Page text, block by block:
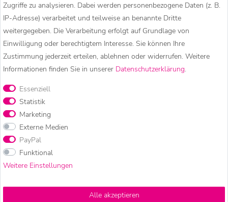
KUNST UND MAGIE – HIPPIE
MODE, GOA KLEIDUNG &
BESONDERE ACCESSOIRES
Kunst und Magie ist eine deutsche Marke für Hippie Mode, Goa
Kleidung und besondere Accessoires. In unserem Onlineshop
findet ihr bequeme Haremshosen, Pluderhosen und
Aladinhosen, warme Strickjacken, Wolljacken und Strickröcke
sowie besondere Accessoires wie Bauchtaschen, Hüfttaschen,
Unsere Mode wird überwiegend in kleinen, familiengeführten
Zugriffe zu analysieren. Dabei werden personenbezogene Daten (z. B.
IP-Adresse) verarbeitet und teilweise an benannte Dritte
weitergegeben. Die Verarbeitung erfolgt auf Grundlage von
Einwilligung oder berechtigtem Interesse. Sie können Ihre
Zustimmung jederzeit erteilen, ablehnen oder widerrufen. Weitere
Informationen finden Sie in unserer Daten­schutz­erklärung.
Essenziell
Statistik
Marketing
Externe Medien
PayPal
Funktional
Weitere Einstellungen
Alle akzeptieren